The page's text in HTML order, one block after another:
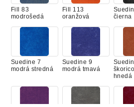
Fill 83
modrošedá
Fill 113
oranžová
čierna
Suedine 7
modrá stredná
Suedine 9
modrá tmavá
hnedá